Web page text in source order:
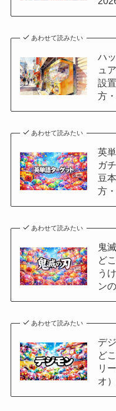
あわせて読みたい
ハ
ュ
設
方
あわせて読みたい
英
ガ
豆
方
あわせて読みたい
鬼
ど
う
ン
あわせて読みたい
デ
ど
リ
オ